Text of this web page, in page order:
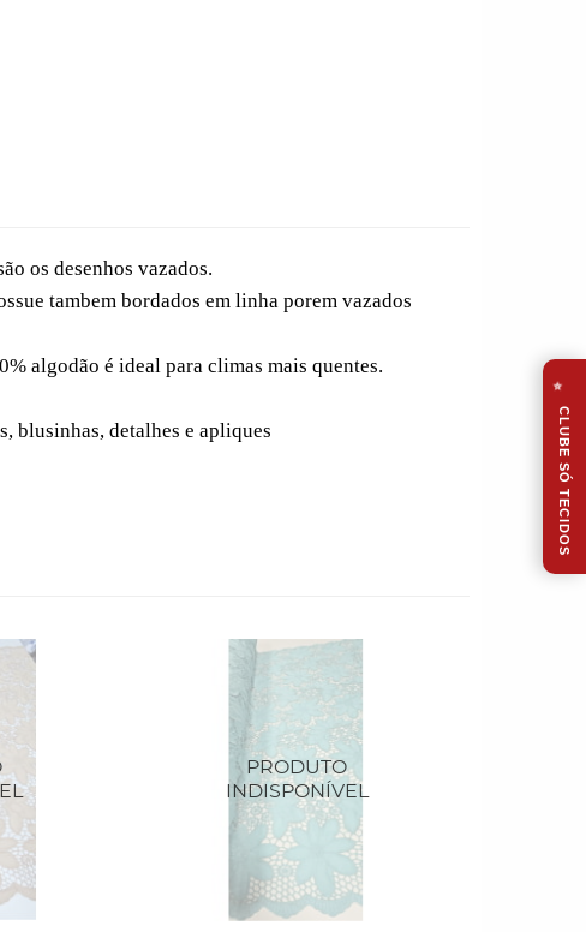
os desenhos vazados.
tambem bordados em linha porem vazados
algodão é ideal para climas mais quentes.
blusinhas, detalhes e apliques
⭐
CLUBE SÓ TECIDOS